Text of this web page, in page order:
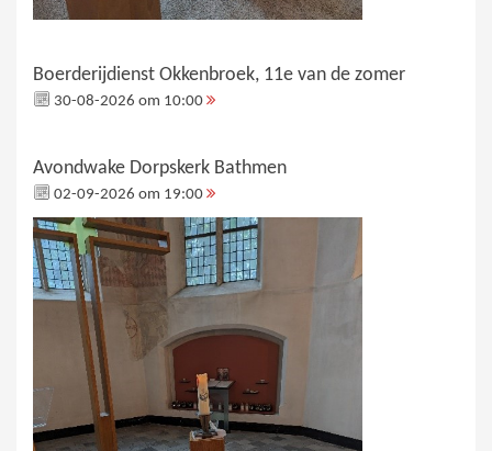
Boerderijdienst Okkenbroek, 11e van de zomer
30-08-2026 om 10:00
Avondwake Dorpskerk Bathmen
02-09-2026 om 19:00